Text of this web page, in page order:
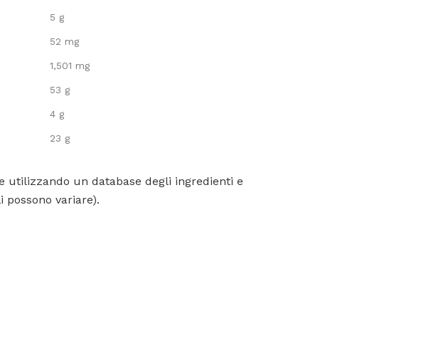
5 g
52 mg
1,501 mg
53 g
4 g
23 g
un database degli ingredienti e
variare).